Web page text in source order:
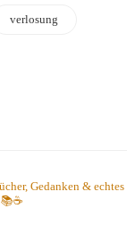
verlosung
Gedanken & echtes